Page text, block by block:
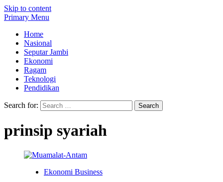
Skip to content
Primary Menu
Home
Nasional
Seputar Jambi
Ekonomi
Ragam
Teknologi
Pendidikan
Search for:
prinsip syariah
Ekonomi Business